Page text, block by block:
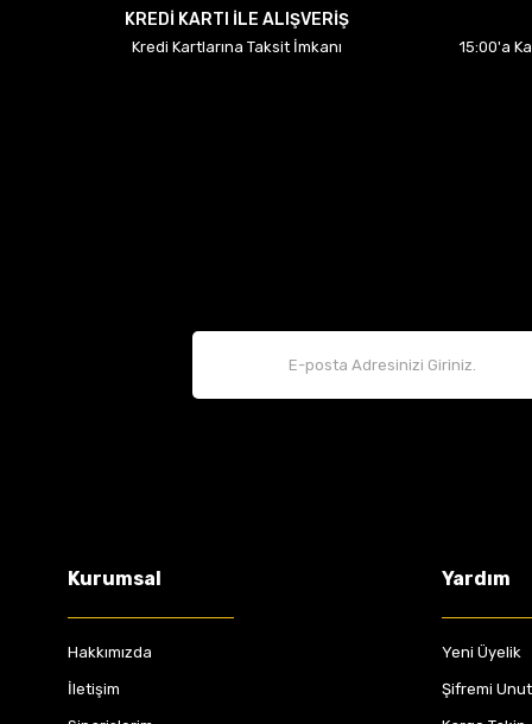
KREDİ KARTI İLE ALIŞVERİŞ
Kredi Kartlarına Taksit İmkanı
15:00'a
Kurumsal
Hakkımızda
İletişim
Yardım
Yeni Üyelik
Şifremi